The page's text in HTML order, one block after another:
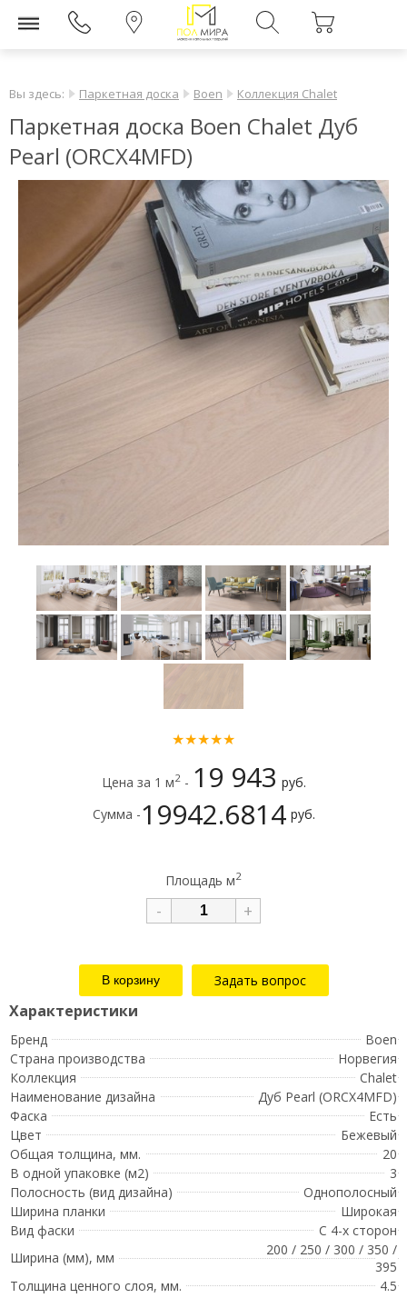
Вы здесь: Паркетная доска Boen Коллекция Chalet
Паркетная доска Boen Chalet Дуб
Pearl (ORCX4MFD)
★★★★★
Цена за 1 м2- 19 943 руб.
Сумма -19942.6814 руб.
Площадь м2
- +
Задать вопрос
Бренд
Boen
Страна производства
Норвегия
Коллекция
Chalet
Наименование дизайна
Дуб Pearl (ORCX4MFD)
Фаска
Есть
Цвет
Бежевый
Общая толщина, мм.
20
В одной упаковке (м2)
3
Полосность (вид дизайна)
Однополосный
Ширина планки
Широкая
Вид фаски
С 4-х сторон
Ширина (мм), мм
200 / 250 / 300 / 350 /
395
Толщина ценного слоя, мм.
4.5